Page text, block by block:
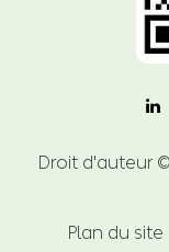
Droit d'auteur ©
Plan du site